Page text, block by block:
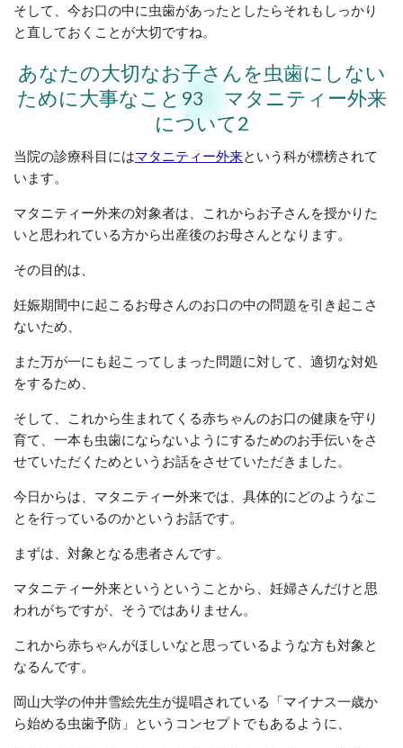
そして、今お口の中に虫歯があったとしたらそれもしっかり
と直しておくことが大切ですね。
あなたの大切なお子さんを虫歯にしない
ために大事なこと93 マタニティー外来
について2
当院の診療科目にはマタニティー外来という科が標榜されて
います。
マタニティー外来の対象者は、これからお子さんを授かりた
いと思われている方から出産後のお母さんとなります。
その目的は、
妊娠期間中に起こるお母さんのお口の中の問題を引き起こさ
ないため、
また万が一にも起こってしまった問題に対して、適切な対処
をするため、
そして、これから生まれてくる赤ちゃんのお口の健康を守り
育て、一本も虫歯にならないようにするためのお手伝いをさ
せていただくためというお話をさせていただきました。
今日からは、マタニティー外来では、具体的にどのようなこ
とを行っているのかというお話です。
まずは、対象となる患者さんです。
マタニティー外来というということから、妊婦さんだけと思
われがちですが、そうではありません。
これから赤ちゃんがほしいなと思っているような方も対象と
なるんです。
岡山大学の仲井雪絵先生が提唱されている「マイナス一歳か
ら始める虫歯予防」というコンセプトでもあるように、